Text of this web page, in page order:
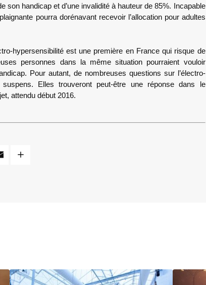
son handicap et d’une invalidité à hauteur de 85%. Incapable
pourra dorénavant recevoir l’allocation pour adultes
hypersensibilité est une première en France qui risque de
personnes dans la même situation pourraient vouloir
Pour autant, de nombreuses questions sur l’électro-
Elles trouveront peut-être une réponse dans le
attendu début 2016.